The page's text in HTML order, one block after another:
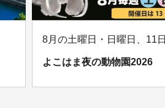
8月の土曜日・日曜日、11日
よこはま夜の動物園2026